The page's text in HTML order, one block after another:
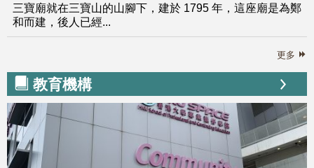
三寶廟就在三寶山的山腳下，建於 1795 年，這座廟是為鄭
和而建，後人已經...
更多
教育機構